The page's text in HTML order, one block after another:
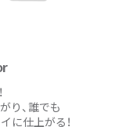
り、誰でも
に仕上がる！